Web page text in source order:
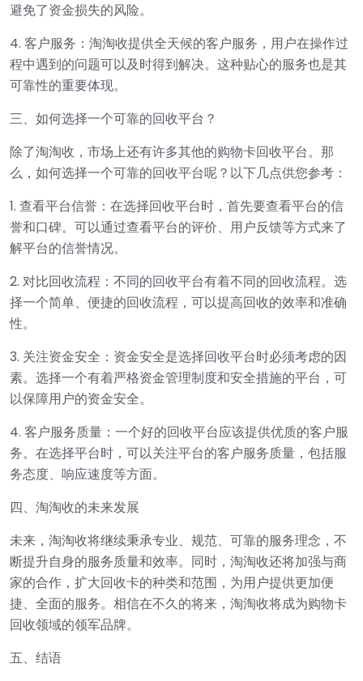
避免了资金损失的风险。
4. 客户服务：淘淘收提供全天候的客户服务，用户在操作过
程中遇到的问题可以及时得到解决。这种贴心的服务也是其
可靠性的重要体现。
三、如何选择一个可靠的回收平台？
除了淘淘收，市场上还有许多其他的购物卡回收平台。那
么，如何选择一个可靠的回收平台呢？以下几点供您参考：
1. 查看平台信誉：在选择回收平台时，首先要查看平台的信
誉和口碑。可以通过查看平台的评价、用户反馈等方式来了
解平台的信誉情况。
2. 对比回收流程：不同的回收平台有着不同的回收流程。选
择一个简单、便捷的回收流程，可以提高回收的效率和准确
性。
3. 关注资金安全：资金安全是选择回收平台时必须考虑的因
素。选择一个有着严格资金管理制度和安全措施的平台，可
以保障用户的资金安全。
4. 客户服务质量：一个好的回收平台应该提供优质的客户服
务。在选择平台时，可以关注平台的客户服务质量，包括服
务态度、响应速度等方面。
四、淘淘收的未来发展
未来，淘淘收将继续秉承专业、规范、可靠的服务理念，不
断提升自身的服务质量和效率。同时，淘淘收还将加强与商
家的合作，扩大回收卡的种类和范围，为用户提供更加便
捷、全面的服务。相信在不久的将来，淘淘收将成为购物卡
回收领域的领军品牌。
五、结语